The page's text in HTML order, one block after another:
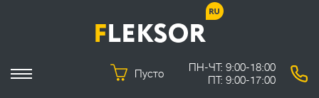
Пусто
ПН-ЧТ: 9:00-18:00
ПТ: 9:00-17:00